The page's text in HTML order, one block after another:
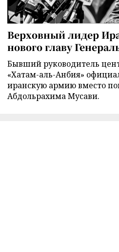
Верховный лидер
нового главу
Бывший руководитель
«Хатам-аль-Анбия»
иранскую армию вместо
Абдольрахима Мусави.